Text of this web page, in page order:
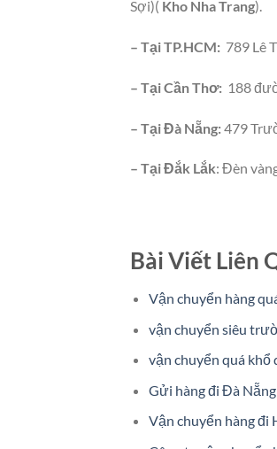
Sợi)( Kho Nha Trang).
– Tại TP.HCM: 789 Lê
– Tại Cần Thơ: 188
– Tại Đà Nẵng:479
– Tại Đắk Lắk: Đèn
Bài Viết Liên
Vận chuyển hàng
vận chuyển siêu
vận chuyển quá khổ
Gửi hàng đi Đà Nẵng
Vận chuyển hàng đi